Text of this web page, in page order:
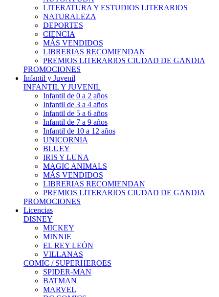
LITERATURA Y ESTUDIOS LITERARIOS
NATURALEZA
DEPORTES
CIENCIA
MÁS VENDIDOS
LIBRERIAS RECOMIENDAN
PREMIOS LITERARIOS CIUDAD DE GANDIA
PROMOCIONES
Infantil y Juvenil
INFANTIL Y JUVENIL
Infantil de 0 a 2 años
Infantil de 3 a 4 años
Infantil de 5 a 6 años
Infantil de 7 a 9 años
Infantil de 10 a 12 años
UNICORNIA
BLUEY
IRIS Y LUNA
MAGIC ANIMALS
MÁS VENDIDOS
LIBRERIAS RECOMIENDAN
PREMIOS LITERARIOS CIUDAD DE GANDIA
PROMOCIONES
Licencias
DISNEY
MICKEY
MINNIE
EL REY LEÓN
VILLANAS
COMIC / SUPERHEROES
SPIDER-MAN
BATMAN
MARVEL